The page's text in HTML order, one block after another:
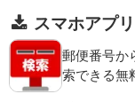
スマホアプリ
郵便番号か
索できる無